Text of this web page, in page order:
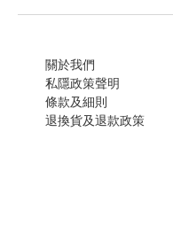
關於我們
私隱政策聲明
條款及細則
退換貨及退款政策